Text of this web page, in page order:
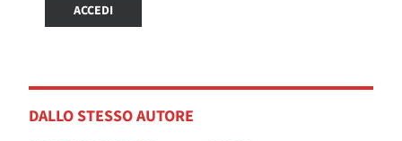
ACCEDI
DALLO STESSO AUTORE